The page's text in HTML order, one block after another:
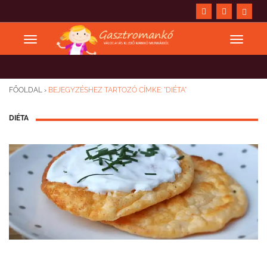
FŐOLDAL › BEJEGYZÉSHEZ TARTOZÓ CÍMKE: "DIÉTA"
DIÉTA